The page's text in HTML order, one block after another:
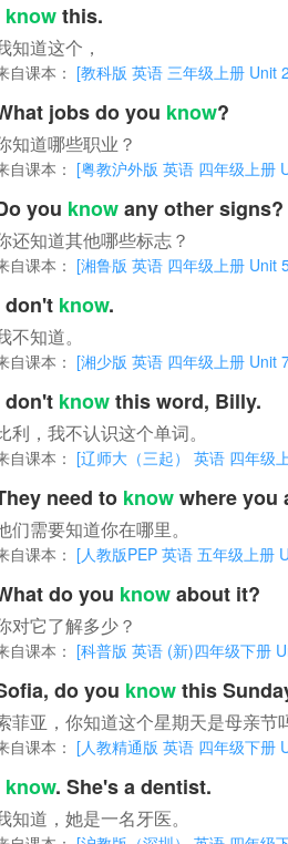
knowthis.
知道这个，
自课本： [教科版 英语 三年级上册 Unit
jobs do you know?
知道哪些职业？
自课本： [粤教沪外版 英语 四年级上册
you knowany other signs?
还知道其他哪些标志？
自课本： [湘鲁版 英语 四年级上册 Unit
don't know.
不知道。
自课本： [湘少版 英语 四年级上册 Unit
don't knowthis word, Billy.
利，我不认识这个单词。
自课本： [辽师大（三起） 英语 四年级
need to knowwhere you
们需要知道你在哪里。
自课本： [人教版PEP 英语 五年级上册
do you knowabout it?
对它了解多少？
自课本： [科普版 英语 (新)四年级下册
do you knowthis
菲亚，你知道这个星期天是母亲节
自课本： [人教精通版 英语 四年级下册
know. She's a dentist.
知道，她是一名牙医。